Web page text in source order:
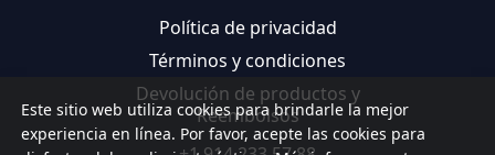
Este sitio web utiliza cookies para brindarle la mejor
experiencia en línea. Por favor, acepte las cookies para
Política de privacidad
Términos y condiciones
Devolución de productos y
Reembolsos